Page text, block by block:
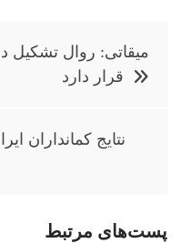
راهبری
نوشته
میقاتی: روال تشکیل
قرار دارد
نتایج کمانداران
پست‌های مرتبط